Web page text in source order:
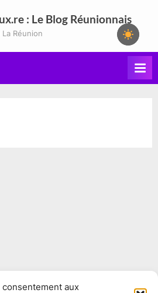
consentement aux
: Le Blog Réunionnais
La Réunion